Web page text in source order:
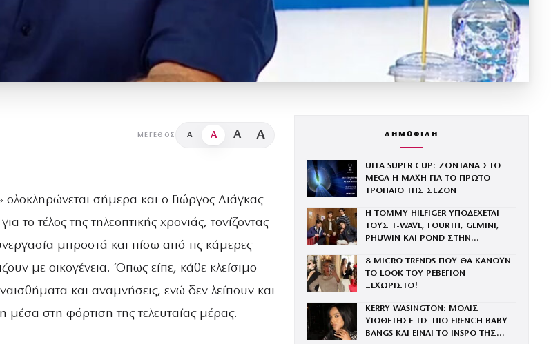
ΜΈΓΕΘΟΣ A A A A
σήμερα και ο Γιώργος Λιάγκας
το τέλος της τηλεοπτικής χρονιάς, τονίζοντας
μπροστά και πίσω από τις κάμερες
με οικογένεια. Όπως είπε, κάθε κλείσιμο
και αναμνήσεις, ενώ δεν λείπουν και
μέσα στη φόρτιση της τελευταίας μέρας.
ΔΗΜΟΦΙΛΗ
UEFA SUPER CUP: ΖΩΝΤΑΝΑ ΣΤΟ
MEGA Η ΜΑΧΗ ΓΙΑ ΤΟ ΠΡΩΤΟ
ΤΡΟΠΑΙΟ ΤΗΣ ΣΕΖΟΝ
Η TOMMY HILFIGER ΥΠΟΔΕΧΕΤΑΙ
ΤΟΥΣ Τ-WAVE, FOURTH, GEMINI,
PHUWIN ΚΑΙ POND ΣΤΗΝ
8 MICRO TRENDS ΠΟΥ ΘΑ ΚΑΝΟΥΝ
ΤΟ LOOK ΤΟΥ ΡΕΒΕΓΙΟΝ
ΞΕΧΩΡΙΣΤΟ!
KERRY WASINGTON: ΜΟΛΙΣ
ΥΙΟΘΕΤΗΣΕ ΤΙΣ ΠΙΟ FRENCH BABY
BANGS ΚΑΙ ΕΙΝΑΙ ΤΟ INSPO ΤΗΣ